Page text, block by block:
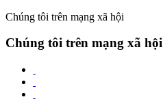
Chúng tôi trên mạng xã hội
Chúng tôi trên mạng xã hội